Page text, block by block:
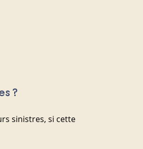
?
sinistres, si cette